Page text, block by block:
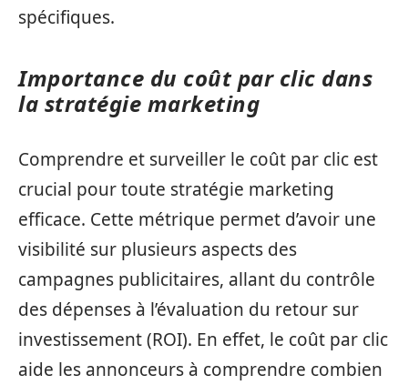
spécifiques.
Importance du coût par clic dans
la stratégie marketing
Comprendre et surveiller le coût par clic est
crucial pour toute stratégie marketing
efficace. Cette métrique permet d’avoir une
visibilité sur plusieurs aspects des
campagnes publicitaires, allant du contrôle
des dépenses à l’évaluation du retour sur
investissement (ROI). En effet, le coût par clic
aide les annonceurs à comprendre combien